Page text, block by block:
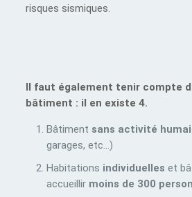
risques sismiques.
Il faut également tenir compte
bâtiment : il en existe 4.
Bâtimentsans activité
garages, etc…)
Habitations individuelles et
accueillir moins de 300